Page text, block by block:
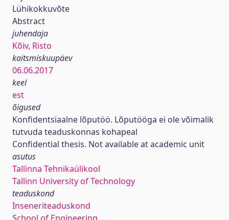
Lühikokkuvõte
Abstract
juhendaja
Kõiv, Risto
kaitsmiskuupäev
06.06.2017
keel
est
õigused
Konfidentsiaalne lõputöö. Lõputööga ei ole võimalik
tutvuda teaduskonnas kohapeal
Confidential thesis. Not available at academic unit
asutus
Tallinna Tehnikaülikool
Tallinn University of Technology
teaduskond
Inseneriteaduskond